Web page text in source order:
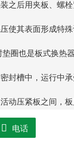
之后用夹板、螺
使其表面形成特
圈也是板式换热
封槽中，运行中
动压紧板之间，
的流道，两种冷
电话